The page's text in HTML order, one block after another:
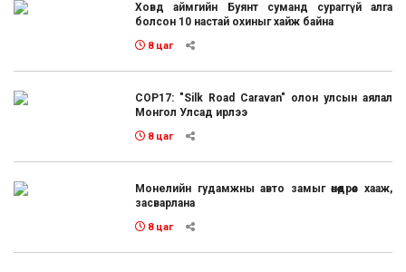
Ховд аймгийн Буянт суманд сураггүй алга
болсон 10 настай охиныг хайж байна
8 цаг
COP17: "Silk Road Caravan" олон улсын аялал
Монгол Улсад ирлээ
8 цаг
Монелийн гудамжны авто замыг өнөөдрөөс хааж,
засварлана
8 цаг